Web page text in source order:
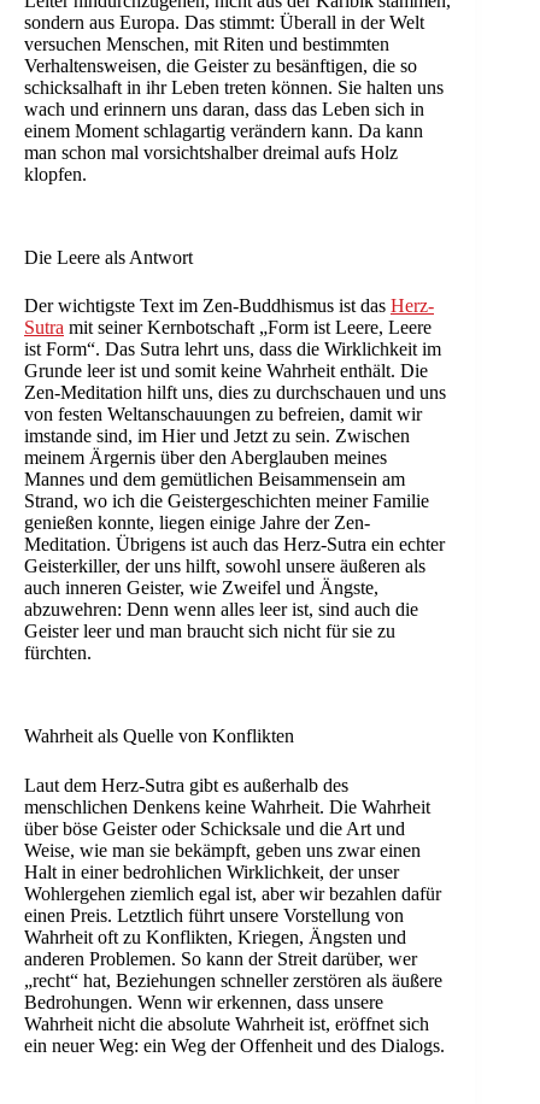
sondern aus Europa. Das stimmt: Überall in der Welt
versuchen Menschen, mit Riten und bestimmten
Verhaltensweisen, die Geister zu besänftigen, die so
schicksalhaft in ihr Leben treten können. Sie halten uns
wach und erinnern uns daran, dass das Leben sich in
einem Moment schlagartig verändern kann. Da kann
man schon mal vorsichtshalber dreimal aufs Holz
klopfen.
Die Leere als Antwort
Der wichtigste Text im Zen-Buddhismus ist das Herz-
Sutra mit seiner Kernbotschaft „Form ist Leere, Leere
ist Form“. Das Sutra lehrt uns, dass die Wirklichkeit im
Grunde leer ist und somit keine Wahrheit enthält. Die
Zen-Meditation hilft uns, dies zu durchschauen und uns
von festen Weltanschauungen zu befreien, damit wir
imstande sind, im Hier und Jetzt zu sein. Zwischen
meinem Ärgernis über den Aberglauben meines
Mannes und dem gemütlichen Beisammensein am
Strand, wo ich die Geistergeschichten meiner Familie
genießen konnte, liegen einige Jahre der Zen-
Meditation. Übrigens ist auch das Herz-Sutra ein echter
Geisterkiller, der uns hilft, sowohl unsere äußeren als
auch inneren Geister, wie Zweifel und Ängste,
abzuwehren: Denn wenn alles leer ist, sind auch die
Geister leer und man braucht sich nicht für sie zu
fürchten.
Wahrheit als Quelle von Konflikten
Laut dem Herz-Sutra gibt es außerhalb des
menschlichen Denkens keine Wahrheit. Die Wahrheit
über böse Geister oder Schicksale und die Art und
Weise, wie man sie bekämpft, geben uns zwar einen
Halt in einer bedrohlichen Wirklichkeit, der unser
Wohlergehen ziemlich egal ist, aber wir bezahlen dafür
einen Preis. Letztlich führt unsere Vorstellung von
Wahrheit oft zu Konflikten, Kriegen, Ängsten und
anderen Problemen. So kann der Streit darüber, wer
„recht“ hat, Beziehungen schneller zerstören als äußere
Bedrohungen. Wenn wir erkennen, dass unsere
Wahrheit nicht die absolute Wahrheit ist, eröffnet sich
ein neuer Weg: ein Weg der Offenheit und des Dialogs.